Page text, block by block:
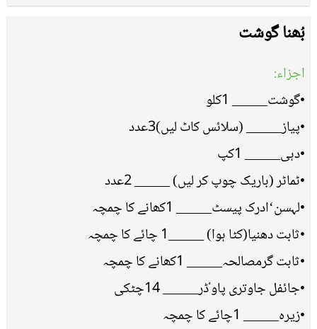
بُھنا گوشت
اجزاء:
•گوشت_____ 1کلو
•پیاز_____ (سلائس کاٹ لیں)3عدد
•دہی_____ 1کپ
•ٹماٹر (باریک چوپ کر لیں) _____ 2عدد
•لہسن‘ادرک پیسٹ_____ 1کھانے کا چمچہ
•ثابت دھنیا(کٹا ہوا) _____1 چائے کا چمچہ
•ثابت گرمصالحہ_____ 1کھانے کا چمچہ
•جائفل جاوتری پاوٴڈر_____ 14چٹکی
•زیرہ_____ 1چائے کا چمچہ